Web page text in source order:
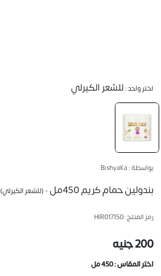
اختر واحد :للشعر الكيرلي
بواسطة : Bishyaka
بندولين حمام كريم 450مل - (للشعر الكيرلي)
رمز المنتج :HIR017150
200 جنيه
اختر المقاس :450 مل